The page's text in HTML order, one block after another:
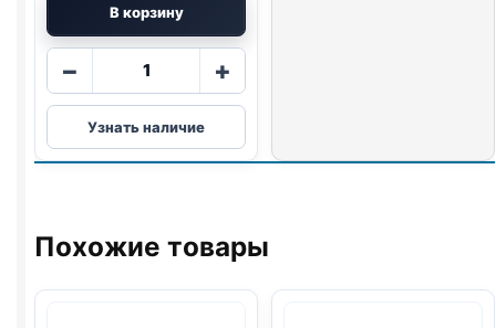
В корзину
−
Количество
TitBit
колбаса
(ПАРМСКАЯ)
+
Узнать наличие
Похожие товары